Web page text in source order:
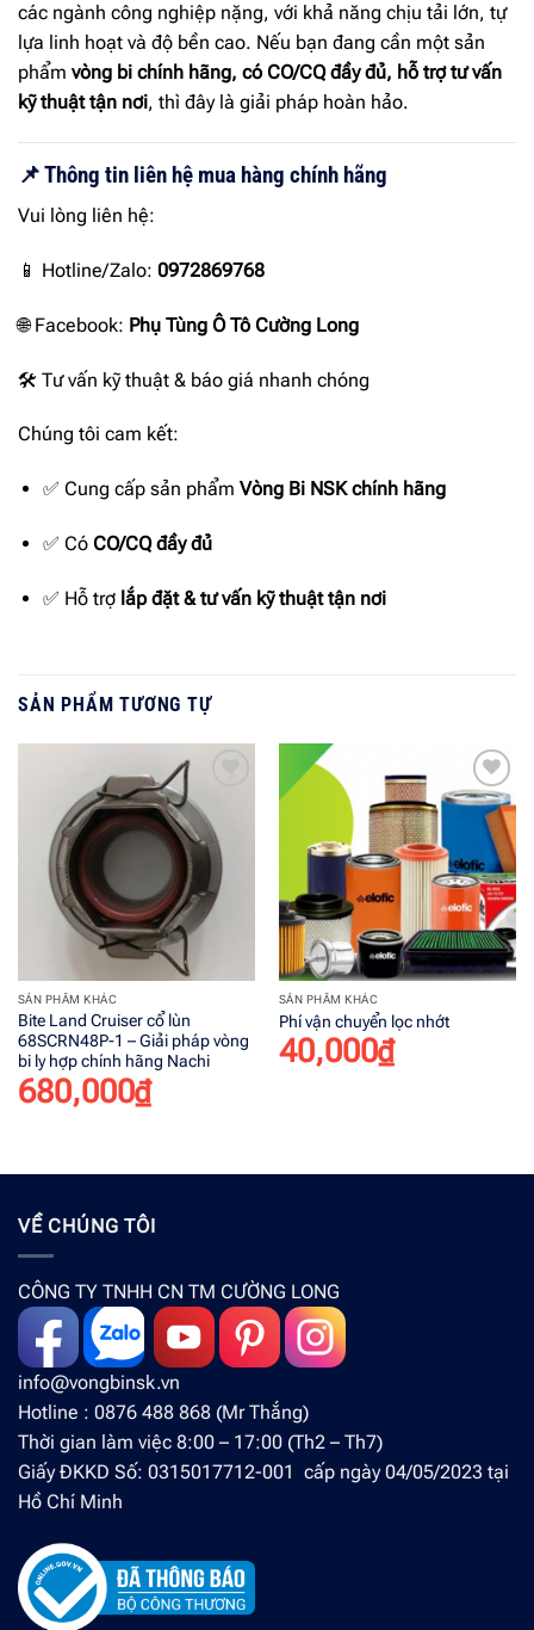
các ngành công nghiệp nặng, với khả năng chịu tải lớn, tự
lựa linh hoạt và độ bền cao. Nếu bạn đang cần một sản
phẩm vòng bi chính hãng, có CO/CQ đầy đủ, hỗ trợ tư vấn
kỹ thuật tận nơi, thì đây là giải pháp hoàn hảo.
📌 Thông tin liên hệ mua hàng chính hãng
Vui lòng liên hệ:
📱 Hotline/Zalo: 0972869768
🌐 Facebook: Phụ Tùng Ô Tô Cường Long
🛠 Tư vấn kỹ thuật & báo giá nhanh chóng
Chúng tôi cam kết:
✅ Cung cấp sản phẩm Vòng Bi NSK chính hãng
✅ Có CO/CQ đầy đủ
✅ Hỗ trợ lắp đặt & tư vấn kỹ thuật tận nơi
SẢN PHẨM TƯƠNG TỰ
Add to
wishlist
SẢN PHẨM KHÁC
Bite Land Cruiser cổ lùn
68SCRN48P-1 – Giải pháp vòng
bi ly hợp chính hãng Nachi
680,000₫
Add to
wishlist
SẢN PHẨM KHÁC
Phí vận chuyển lọc nhớt
40,000₫
VỀ CHÚNG TÔI
CÔNG TY TNHH CN TM CƯỜNG LONG
info@vongbinsk.vn
Hotline : 0876 488 868 (Mr Thắng)
Thời gian làm việc 8:00 – 17:00 (Th2 – Th7)
Giấy ĐKKD Số: 0315017712-001 cấp ngày 04/05/2023 tại
Hồ Chí Minh